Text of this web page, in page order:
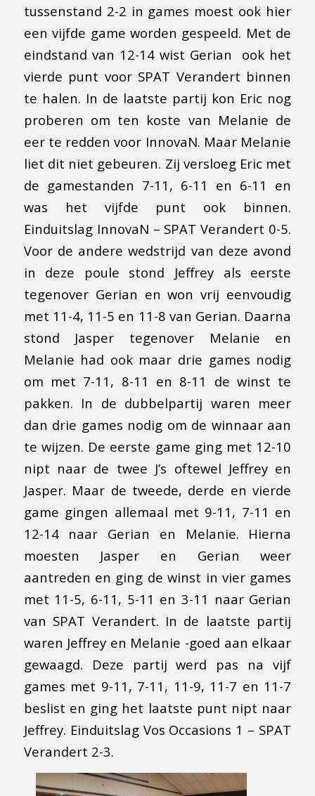
tussenstand 2-2 in games moest ook hier
een vijfde game worden gespeeld. Met de
eindstand van 12-14 wist Gerian ook het
vierde punt voor SPAT Verandert binnen
te halen. In de laatste partij kon Eric nog
proberen om ten koste van Melanie de
eer te redden voor InnovaN. Maar Melanie
liet dit niet gebeuren. Zij versloeg Eric met
de gamestanden 7-11, 6-11 en 6-11 en
was het vijfde punt ook binnen.
Einduitslag InnovaN – SPAT Verandert 0-5.
Voor de andere wedstrijd van deze avond
in deze poule stond Jeffrey als eerste
tegenover Gerian en won vrij eenvoudig
met 11-4, 11-5 en 11-8 van Gerian. Daarna
stond Jasper tegenover Melanie en
Melanie had ook maar drie games nodig
om met 7-11, 8-11 en 8-11 de winst te
pakken. In de dubbelpartij waren meer
dan drie games nodig om de winnaar aan
te wijzen. De eerste game ging met 12-10
nipt naar de twee J’s oftewel Jeffrey en
Jasper. Maar de tweede, derde en vierde
game gingen allemaal met 9-11, 7-11 en
12-14 naar Gerian en Melanie. Hierna
moesten Jasper en Gerian weer
aantreden en ging de winst in vier games
met 11-5, 6-11, 5-11 en 3-11 naar Gerian
van SPAT Verandert. In de laatste partij
waren Jeffrey en Melanie -goed aan elkaar
gewaagd. Deze partij werd pas na vijf
games met 9-11, 7-11, 11-9, 11-7 en 11-7
beslist en ging het laatste punt nipt naar
Jeffrey. Einduitslag Vos Occasions 1 – SPAT
Verandert 2-3.